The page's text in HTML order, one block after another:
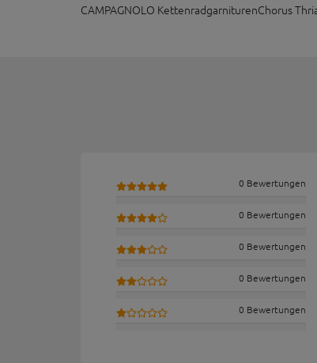
CAMPAGNOLO KettenradgarniturenChorus
0 Bewertungen
0 Bewertungen
0 Bewertungen
0 Bewertungen
0 Bewertungen